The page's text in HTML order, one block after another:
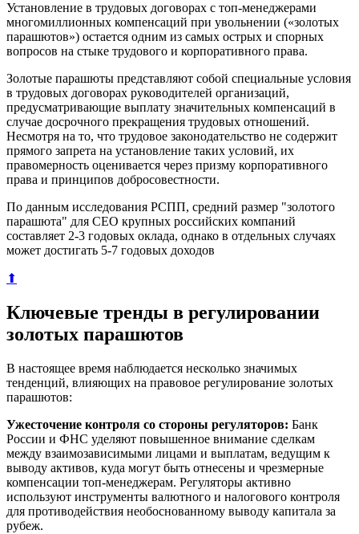
Установление в трудовых договорах с топ-менеджерами
многомиллионных компенсаций при увольнении («золотых
парашютов») остается одним из самых острых и спорных
вопросов на стыке трудового и корпоративного права.
Золотые парашюты представляют собой специальные условия
в трудовых договорах руководителей организаций,
предусматривающие выплату значительных компенсаций в
случае досрочного прекращения трудовых отношений.
Несмотря на то, что трудовое законодательство не содержит
прямого запрета на установление таких условий, их
правомерность оценивается через призму корпоративного
права и принципов добросовестности.
По данным исследования РСПП, средний размер "золотого
парашюта" для CEO крупных российских компаний
составляет 2-3 годовых оклада, однако в отдельных случаях
может достигать 5-7 годовых доходов
⬆
Ключевые тренды в регулировании
золотых парашютов
В настоящее время наблюдается несколько значимых
тенденций, влияющих на правовое регулирование золотых
парашютов:
Ужесточение контроля со стороны регуляторов: Банк
России и ФНС уделяют повышенное внимание сделкам
между взаимозависимыми лицами и выплатам, ведущим к
выводу активов, куда могут быть отнесены и чрезмерные
компенсации топ-менеджерам. Регуляторы активно
используют инструменты валютного и налогового контроля
для противодействия необоснованному выводу капитала за
рубеж.